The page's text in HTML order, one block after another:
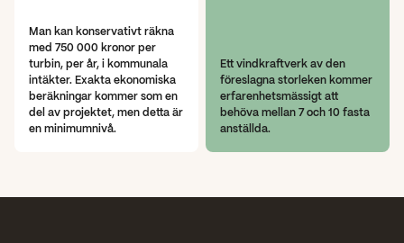
Man kan konservativt räkna
med 750 000 kronor per
turbin, per år, i kommunala
intäkter. Exakta ekonomiska
beräkningar kommer som en
del av projektet, men detta är
en minimumnivå.
Ett vindkraftverk av den
föreslagna storleken kommer
erfarenhetsmässigt att
behöva mellan 7 och 10 fasta
anställda.